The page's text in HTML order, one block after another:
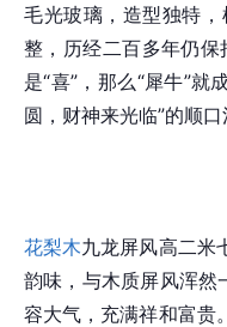
毛光玻璃，造型独特
整，历经二百多年仍
是“喜”，那么“犀牛”就
圆，财神来光临”的顺
花梨木九龙屏风高二米
韵味，与木质屏风浑然
容大气，充满祥和富贵